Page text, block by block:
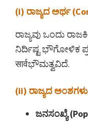
(i) ರಾಜ್ಯದ ಅರ್ಥ
ರಾಜ್ಯವು ಒಂದು
ನಿರ್ದಿಷ್ಟ ಭೌಗೋಳಿಕ
सार्वಭೌಮತ್ವವಿದೆ.
(ii) ರಾಜ್ಯದ
ಜನಸಂಖ್ಯೆ